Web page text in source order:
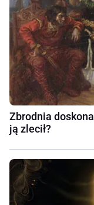
Zbrodnia
ją zlecił?